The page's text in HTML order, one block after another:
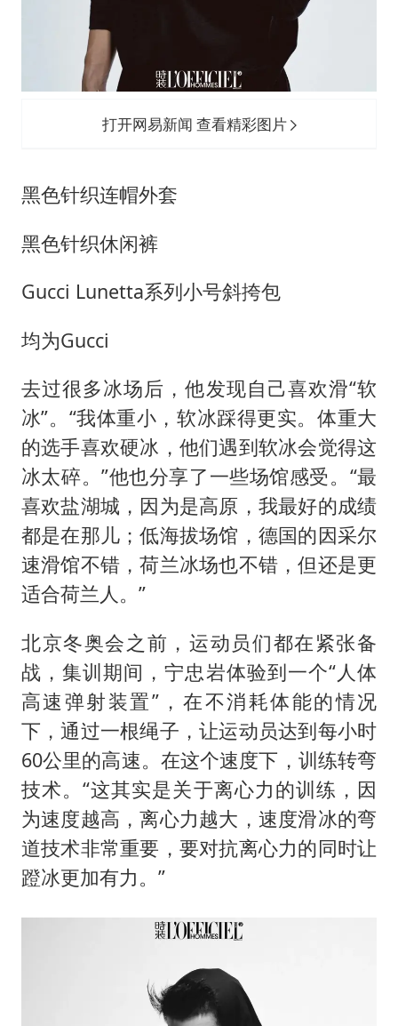
打开网易新闻 查看精彩图片
黑色针织连帽外套
黑色针织休闲裤
Gucci Lunetta系列小号斜挎包
均为Gucci
去过很多冰场后，他发现自己喜欢滑“软
冰”。“我体重小，软冰踩得更实。体重大
的选手喜欢硬冰，他们遇到软冰会觉得这
冰太碎。”他也分享了一些场馆感受。“最
喜欢盐湖城，因为是高原，我最好的成绩
都是在那儿；低海拔场馆，德国的因采尔
速滑馆不错，荷兰冰场也不错，但还是更
适合荷兰人。”
北京冬奥会之前，运动员们都在紧张备
战，集训期间，宁忠岩体验到一个“人体
高速弹射装置”，在不消耗体能的情况
下，通过一根绳子，让运动员达到每小时
60公里的高速。在这个速度下，训练转弯
技术。“这其实是关于离心力的训练，因
为速度越高，离心力越大，速度滑冰的弯
道技术非常重要，要对抗离心力的同时让
蹬冰更加有力。”